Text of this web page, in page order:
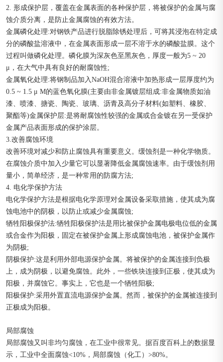
2. 形成保护层，覆盖在金属表面的各种保护层，将被保护的金属与腐
蚀介质分离，是防止金属腐蚀的有效方法。
金属磷化处理:对钢铁产品进行脱脂除锈处理后，可将其浸泡在特定成
分的磷酸盐溶液中，在金属表面形成一层不溶于水的磷酸盐膜。这个
过程叫做磷化处理。磷化膜为深灰色至黑灰色，厚度一般为5 ~ 20
μ，在大气中具有良好的耐腐蚀性;
金属氧化处理:将钢制品加入NaOH混合溶液中加热形成一层厚度约为
0.5 ~ 1.5 μ M的蓝色氧化膜(主要由非金属镀层组成:非金属物质如油
漆、喷漆、搪瓷、陶瓷、玻璃、沥青及高分子材料(如塑料、橡胶、
聚酯等)金属保护层:是将耐腐蚀性较强的金属或合金镀在另一受保护
金属产品表面形成的保护涂层。
3.改善腐蚀环境
改善环境对减少和防止腐蚀具有重要意义。缓蚀剂是一种化学物质。
在腐蚀介质中加入少量它可以显著降低金属腐蚀速率。由于缓蚀剂用
量小，简单经济，是一种常用的防腐方法;
4. 电化学保护方法
电化学保护方法是根据电化学原理对金属设备采取措施，使其成为腐
蚀电池中的阴极，以防止或减少金属腐蚀;
牺牲阳极保护法:牺牲阳极保护法是用比被保护金属电极电位低的金属
或合金作为阳极，固定在被保护金属上形成腐蚀电池，被保护金属作
为阴极;
阴极保护:这是利用外部电源保护金属。将被保护的金属连接到负极
上，成为阴极，以避免腐蚀。此外，一些铁块连接到正极，使其成为
阳极，并腐蚀它。事实上，它也是一个牺牲阳极;
阳极保护:采用外置直流电源保护金属。然而，被保护的金属被连接到
正极成为阳极。
局部腐蚀
局部腐蚀又叫非均匀腐蚀，在工业中很常见。据百度百科上的数据显
示，工业中全面腐蚀<10%，局部腐蚀（化工）>80%。